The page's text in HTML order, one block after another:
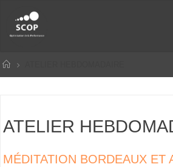
content
R
A
T
Home
ATELIER
MÉDITATION BORDEAUX ET